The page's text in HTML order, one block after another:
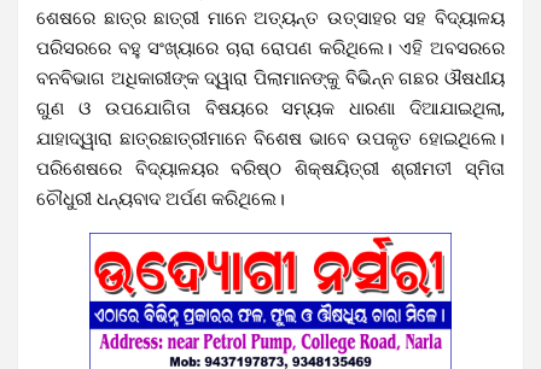
ଶେଷରେ ଛାତ୍ର ଛାତ୍ରୀ ମାନେ ଅତ୍ୟନ୍ତ ଉତ୍ସାହର ସହ ବିଦ୍ୟାଳୟ
ପରିସରରେ ବହୁ ସଂଖ୍ୟାରେ ଚାରା ରୋପଣ କରିଥିଲେ। ଏହି ଅବସରରେ
ବନବିଭାଗ ଅଧିକାରୀଙ୍କ ଦ୍ୱାରା ପିଲାମାନଙ୍କୁ ବିଭିନ୍ନ ଗଛର ଔଷଧୀୟ
ଗୁଣ ଓ ଉପଯୋଗିତା ବିଷୟରେ ସମ୍ୟକ ଧାରଣା ଦିଆଯାଇଥିଲା,
ଯାହାଦ୍ୱାରା ଛାତ୍ରଛାତ୍ରୀମାନେ ବିଶେଷ ଭାବେ ଉପକୃତ ହୋଇଥିଲେ।
ପରିଶେଷରେ ବିଦ୍ୟାଳୟର ବରିଷ୍ଠ ଶିକ୍ଷୟିତ୍ରୀ ଶ୍ରୀମତୀ ସ୍ମିତା
ଚୌଧୁରୀ ଧନ୍ୟବାଦ ଅର୍ପଣ କରିଥିଲେ।